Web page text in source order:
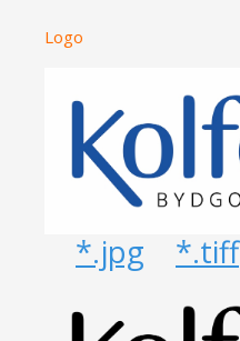
Logo
*.jpg *.tiff